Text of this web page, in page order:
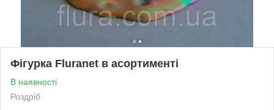
Фігурка Fluranet в асортименті
В наявності
Роздріб